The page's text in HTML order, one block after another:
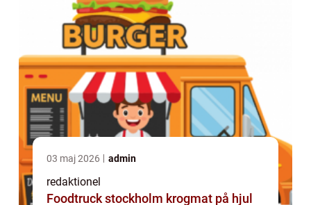
03 maj 2026 admin
redaktionel
Foodtruck stockholm krogmat på hjul